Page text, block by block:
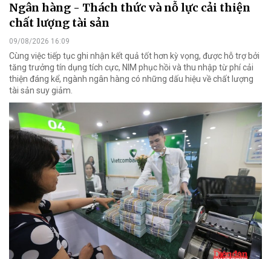
Ngân hàng - Thách thức và nỗ lực cải thiện
chất lượng tài sản
09/08/2026 16:09
Cùng việc tiếp tục ghi nhận kết quả tốt hơn kỳ vọng, được hỗ trợ bởi
tăng trưởng tín dụng tích cực, NIM phục hồi và thu nhập từ phí cải
thiện đáng kể, ngành ngân hàng có những dấu hiệu về chất lượng
tài sản suy giảm.